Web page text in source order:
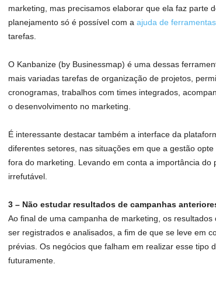
marketing, mas precisamos elaborar que ela faz parte
planejamento só é possível com a ajuda de
tarefas.
O Kanbanize (by Businessmap) é uma dessas
mais variadas tarefas de organização de projetos,
cronogramas, trabalhos com times integrados,
o desenvolvimento no marketing.
É interessante destacar também a interface da
diferentes setores, nas situações em que a gestão
fora do marketing. Levando em conta a importância do
irrefutável.
3 – Não estudar resultados de campanhas
Ao final de uma campanha de marketing, os
ser registrados e analisados, a fim de que se leve em
prévias. Os negócios que falham em realizar esse tipo
futuramente.